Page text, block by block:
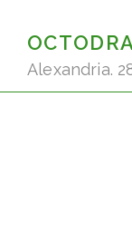
Alexandria.